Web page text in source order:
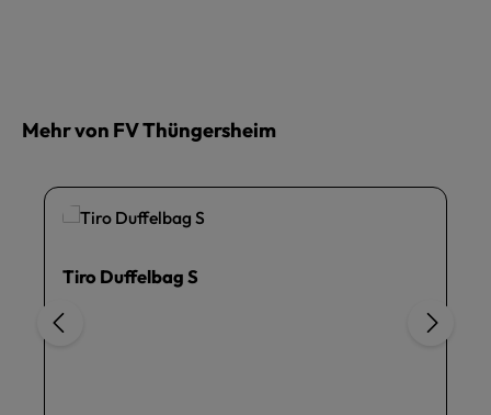
Mehr von FV Thüngersheim
Tiro Duffelbag S